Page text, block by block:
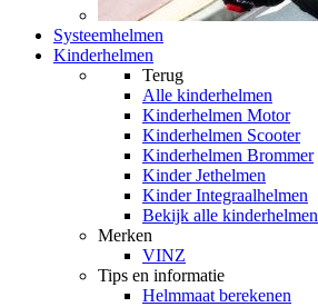
Systeemhelmen
Kinderhelmen
Terug
Alle kinderhelmen
Kinderhelmen Motor
Kinderhelmen Scooter
Kinderhelmen Brommer
Kinder Jethelmen
Kinder Integraalhelmen
Bekijk alle kinderhelmen
Merken
VINZ
Tips en informatie
Helmmaat berekenen